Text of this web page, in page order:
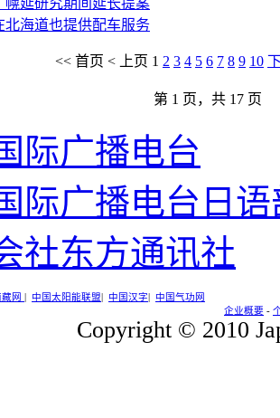
北海道也提供配车服务
<< 首页 < 上页 1 2 3 4 5 6 7 8 9 10
第 1 页，共 17 页
际广播电台
际广播电台日语
社东方通讯社
网 中国太阳能联盟 中国汉字
中国气功网
企业概要 -
Copyright © 2010